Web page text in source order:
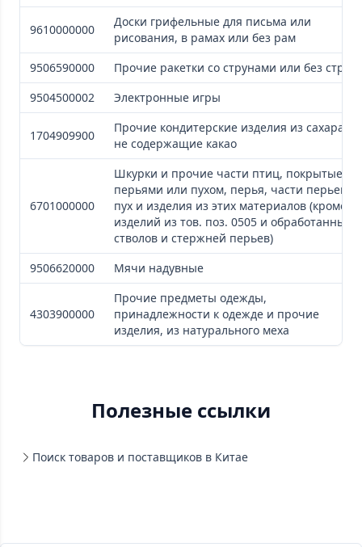
9610000000
Доски грифельные для письма или
рисования, в рамах или без рам
9506590000
Прочие ракетки со струнами или без струн
9504500002
Электронные игры
1704909900
Прочие кондитерские изделия из сахара,
не содержащие какао
6701000000
Шкурки и прочие части птиц, покрытые
перьями или пухом, перья, части перьев,
пух и изделия из этих материалов (кроме
изделий из тов. поз. 0505 и обработанных
стволов и стержней перьев)
9506620000
Мячи надувные
4303900000
Прочие предметы одежды,
принадлежности к одежде и прочие
изделия, из натурального меха
Полезные ссылки
Поиск товаров и поставщиков в Китае